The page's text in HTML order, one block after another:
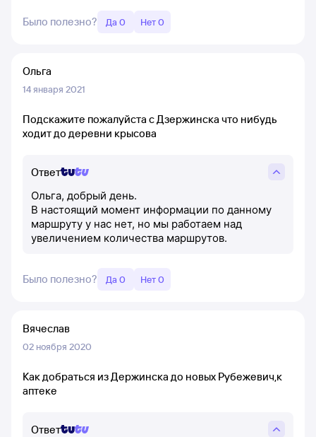
Было полезно? Да 0 Нет 0
Ольга
14 января 2021
Подскажите пожалуйста с Дзержинска что нибудь
ходит до деревни крысова
Ответ
Ольга, добрый день.
В настоящий момент информации по данному
маршруту у нас нет, но мы работаем над
увеличением количества маршрутов.
Было полезно? Да 0 Нет 0
Вячеслав
02 ноября 2020
Как добраться из Держинска до новых Рубежевич,к
аптеке
Ответ